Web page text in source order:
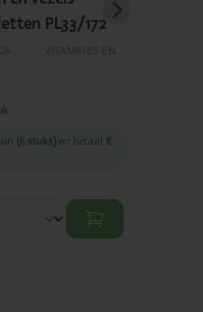
PL33/172
(6 stuks) en betaal €